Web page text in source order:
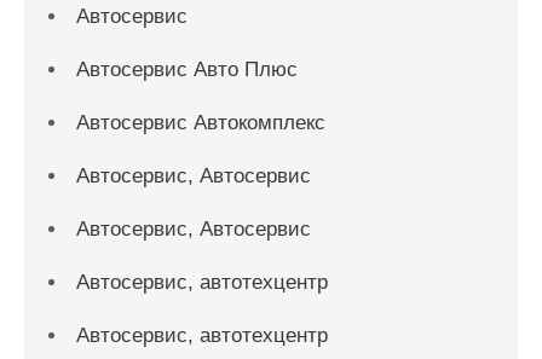
Автосервис
Автосервис Авто Плюс
Автосервис Автокомплекс
Автосервис, Автосервис
Автосервис, Автосервис
Автосервис, автотехцентр
Автосервис, автотехцентр